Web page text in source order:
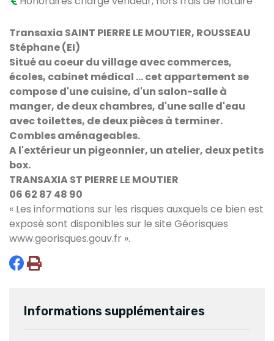
Transaxia SAINT PIERRE LE MOUTIER, ROUSSEAU
Stéphane (EI)
Situé au coeur du village avec commerces,
écoles, cabinet médical ... cet appartement se
compose d'une cuisine, d'un salon-salle à
manger, de deux chambres, d'une salle d'eau
avec toilettes, de deux pièces à terminer.
Combles aménageables.
A l'extérieur un pigeonnier, un atelier, deux petits
box.
TRANSAXIA ST PIERRE LE MOUTIER
06 62 87 48 90
« Les informations sur les risques auxquels ce bien est
exposé sont disponibles sur le site Géorisques
www.georisques.gouv.fr ».
Informations supplémentaires